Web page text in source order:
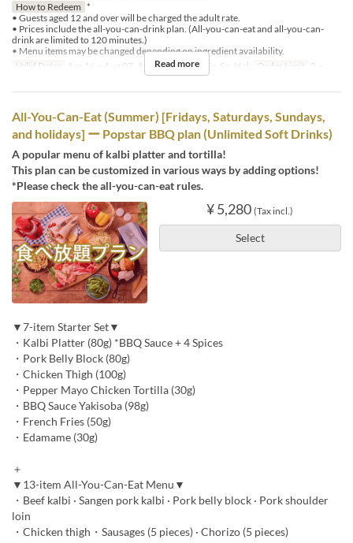
How to Redeem *
• Guests aged 12 and over will be charged the adult rate.
• Prices include the all-you-can-drink plan. (All-you-can-eat and all-you-can-
drink are limited to 120 minutes.)
• Menu items may be changed depending on ingredient availability.
Valid Dates
Apr 16 ~ Aug 07, Aug 17 ~ Days Sa, Su, Hol Order Limit 2 ~
Read more
All-You-Can-Eat (Summer) [Fridays, Saturdays, Sundays,
and holidays] ー Popstar BBQ plan (Unlimited Soft Drinks)
A popular menu of kalbi platter and tortilla!
This plan can be customized in various ways by adding options!
*Please check the all-you-can-eat rules.
¥ 5,280 (Tax incl.)
Select
▼7-item Starter Set▼
・Kalbi Platter (80g) *BBQ Sauce + 4 Spices
・Pork Belly Block (80g)
・Chicken Thigh (100g)
・Pepper Mayo Chicken Tortilla (30g)
・BBQ Sauce Yakisoba (98g)
・French Fries (50g)
・Edamame (30g)
＋
▼13-item All-You-Can-Eat Menu▼
・Beef kalbi · Sangen pork kalbi · Pork belly block · Pork shoulder
loin
・Chicken thigh・Sausages (5 pieces) · Chorizo (5 pieces)